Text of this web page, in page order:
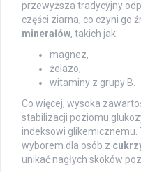
przewyższa tradycyjny
części ziarna, co czyni go
minerałów, takich jak:
magnez,
żelazo,
witaminy z grupy B.
Co więcej, wysoka
stabilizacji poziomu
indeksowi glikemicznemu.
wyborem dla osób z
unikać nagłych skoków